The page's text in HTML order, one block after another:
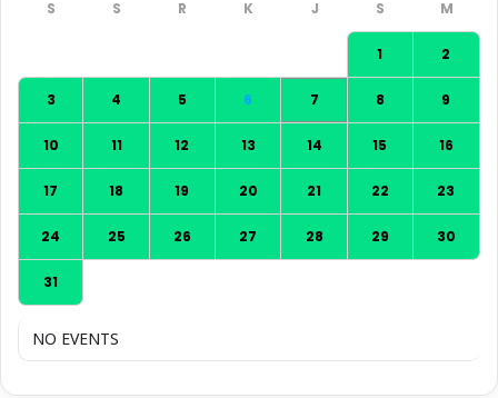
1 2
3 4 5 6 7 8 9
10 11 12 13 14 15 16
17 18 19 20 21 22 23
24 25 26 27 28 29 30
31
NO EVENTS